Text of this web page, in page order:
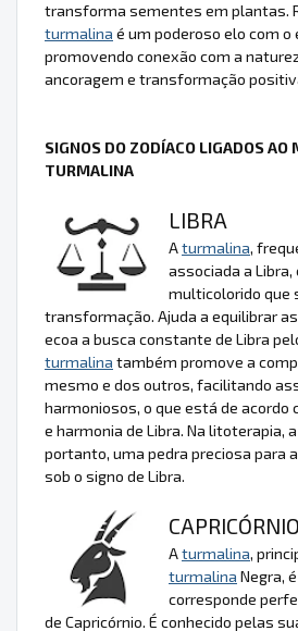
transforma sementes em plantas.
turmalina é um poderoso elo com o
promovendo conexão com a
ancoragem e transformação
SIGNOS DO ZODÍACO LIGADOS AO
TURMALINA
LIBRA
Aturmalina,
associada a
multicolorido que
transformação. Ajuda a equilibrar
ecoa a busca constante de Libra
turmalina também promove a
mesmo e dos outros, facilitando
harmoniosos, o que está de acordo
e harmonia de Libra. Na litoterapia, a
portanto, uma pedra preciosa para
sob o signo de Libra.
CAPRICÓRNIO
Aturmalina,
turmalina Negra,
corresponde
de Capricórnio. É conhecido pelas